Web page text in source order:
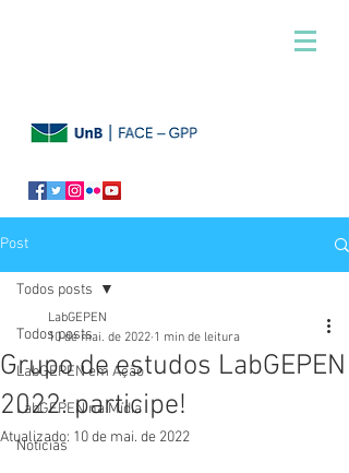
Post
Todos posts
LabGEPEN em Ação
LabGEPEN na Mídia
Notícias
Todos posts
Grupo de estudos LabGEPEN
2022: participe!
LabGEPEN
10 de mai. de 2022 1 min de leitura
Atualizado: 10 de mai. de 2022